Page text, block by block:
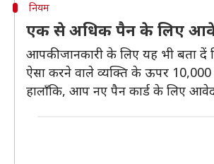
नियम
एक से अधिक पैन के लिए
आपकी जानकारी के लिए यह भी बता
ऐसा करने वाले व्यक्ति के ऊपर 10,000
हालाँकि, आप नए पैन कार्ड के लिए